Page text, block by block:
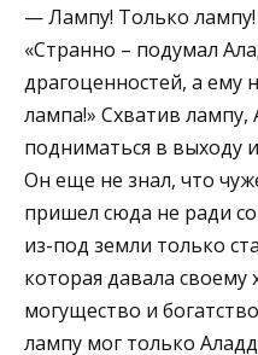
— Лампу! Только лампу!
«Странно – подумал
драгоценностей, а ему
лампа!» Схватив
подниматься в выходу
Он еще не знал, что
пришел сюда не ради
из-под земли только
которая давала своему
могущество и
лампу мог только